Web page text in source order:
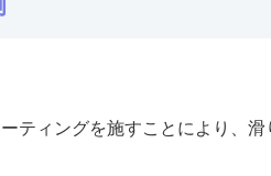
ティングを施すことにより、